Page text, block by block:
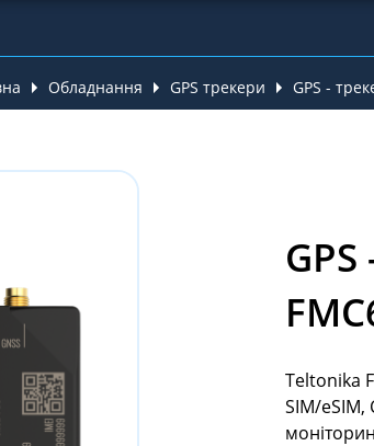
Обладнання GPS трекери GPS -
Teltonika
SIM/